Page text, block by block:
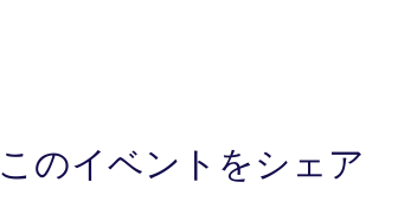
このイベントをシェア